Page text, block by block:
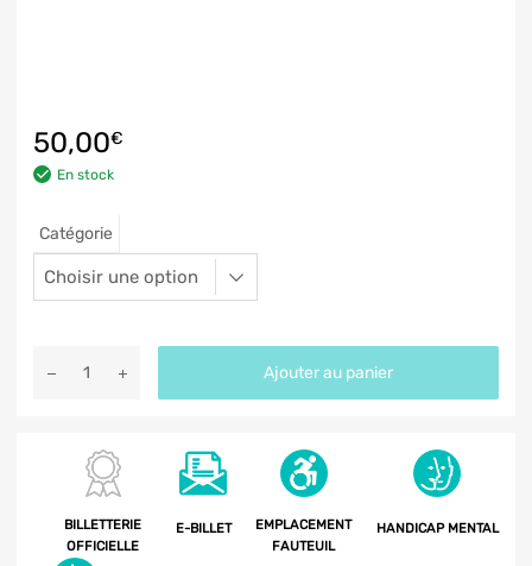
50,00€
En stock
Catégorie
Ajouter au panier
BILLETTERIE
OFFICIELLE
E-BILLET
EMPLACEMENT
FAUTEUIL
HANDICAP MENTAL